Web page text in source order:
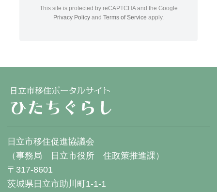
This site is protected by reCAPTCHA and the Google
Privacy Policy and Terms of Service apply.
日立市移住促進協議会
（事務局 日立市役所 住政策推進課）
〒317-8601
茨城県日立市助川町1-1-1